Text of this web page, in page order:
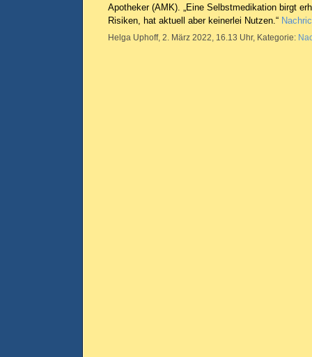
Apotheker (AMK). „Eine Selbstmedikation birgt
Risiken, hat aktuell aber keinerlei Nutzen.“
Helga Uphoff, 2. März 2022, 16.13 Uhr, Kategorie: